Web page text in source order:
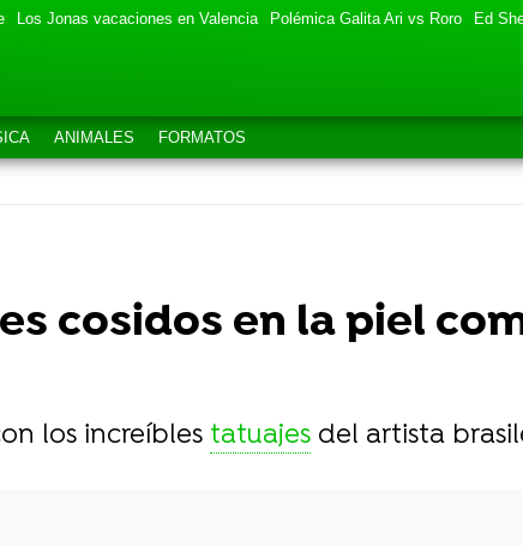
Los Jonas vacaciones en Valencia Polémica Galita Ari vs Roro Ed
ANIMALES FORMATOS
cosidos en la piel
los increíbles tatuajes del artista